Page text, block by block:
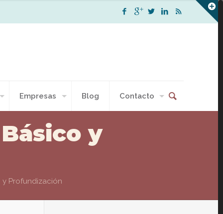
Empresas Blog Contacto
y
y Profundización